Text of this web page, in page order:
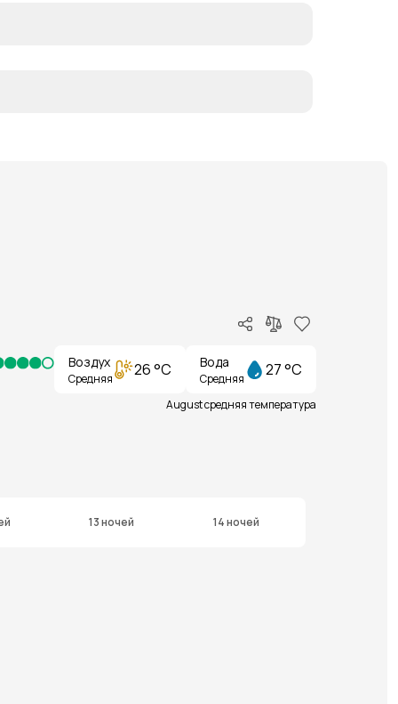
Воздух
Средняя 26 °C Вода
Средняя 27 °C
August средняя температура
13 ночей 14 ночей